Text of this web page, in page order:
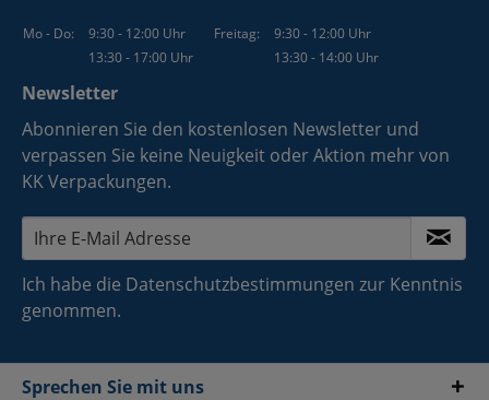
Mo - Do: 9:30 - 12:00 Uhr Freitag:
9:30 - 12:00 Uhr
13:30 - 17:00 Uhr
13:30 - 14:00 Uhr
Newsletter
Abonnieren Sie den kostenlosen Newsletter und
verpassen Sie keine Neuigkeit oder Aktion mehr von
KK Verpackungen.
Ich habe die Datenschutzbestimmungen zur Kenntnis
genommen.
Sprechen Sie mit uns